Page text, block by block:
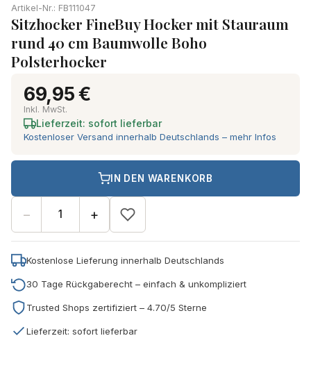
Artikel-Nr.: FB111047
Sitzhocker FineBuy Hocker mit Stauraum
rund 40 cm Baumwolle Boho
Polsterhocker
69,95 €
Inkl. MwSt.
Lieferzeit: sofort lieferbar
Kostenloser Versand innerhalb Deutschlands – mehr Infos
− +
IN DEN WARENKORB
Kostenlose Lieferung innerhalb Deutschlands
30 Tage Rückgaberecht – einfach & unkompliziert
Trusted Shops zertifiziert – 4.70/5 Sterne
Lieferzeit: sofort lieferbar